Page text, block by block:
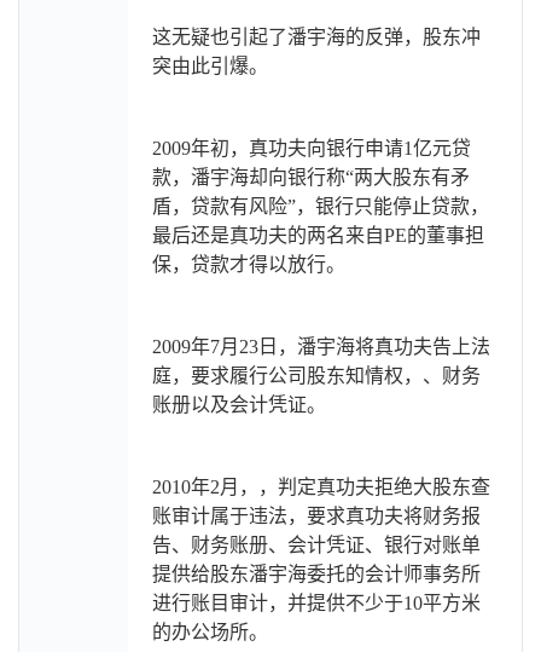
这无疑也引起了潘宇海的反弹，股东冲
突由此引爆。
2009年初，真功夫向银行申请1亿元贷
款，潘宇海却向银行称“两大股东有矛
盾，贷款有风险”，银行只能停止贷款，
最后还是真功夫的两名来自PE的董事担
保，贷款才得以放行。
2009年7月23日，潘宇海将真功夫告上法
庭，要求履行公司股东知情权，、财务
账册以及会计凭证。
2010年2月，，判定真功夫拒绝大股东查
账审计属于违法，要求真功夫将财务报
告、财务账册、会计凭证、银行对账单
提供给股东潘宇海委托的会计师事务所
进行账目审计，并提供不少于10平方米
的办公场所。